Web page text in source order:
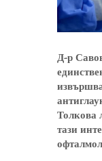
Д-р
Толкова
тази